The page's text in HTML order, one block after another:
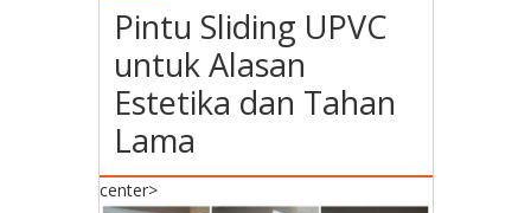
Pintu Sliding UPVC
untuk Alasan
Estetika dan Tahan
Lama
center>